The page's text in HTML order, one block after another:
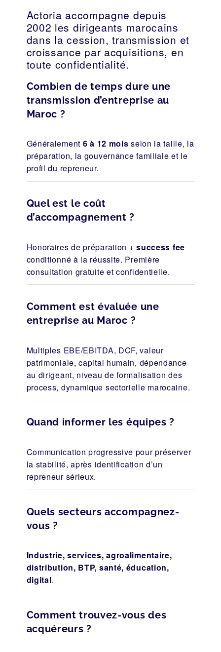
Actoria accompagne depuis
2002 les dirigeants marocains
dans la cession, transmission et
croissance par acquisitions, en
toute confidentialité.
Combien de temps dure une
transmission d’entreprise au
Maroc ?
Généralement 6 à 12 mois selon la taille, la
préparation, la gouvernance familiale et le
profil du repreneur.
Quel est le coût
d’accompagnement ?
Honoraires de préparation +success fee
conditionné à la réussite. Première
consultation gratuite et confidentielle.
Comment est évaluée une
entreprise au Maroc ?
Multiples EBE/EBITDA, DCF, valeur
patrimoniale, capital humain, dépendance
au dirigeant, niveau de formalisation des
process, dynamique sectorielle marocaine.
Quand informer les équipes ?
Communication progressive pour préserver
la stabilité, après identification d’un
repreneur sérieux.
Quels secteurs accompagnez-
vous ?
Industrie, services, agroalimentaire,
distribution, BTP, santé, éducation,
digital.
Comment trouvez-vous des
acquéreurs ?